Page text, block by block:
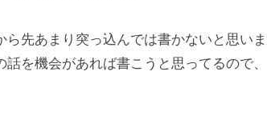
ら先あまり突っ込んでは書かないと思いま
を機会があれば書こうと思ってるので、